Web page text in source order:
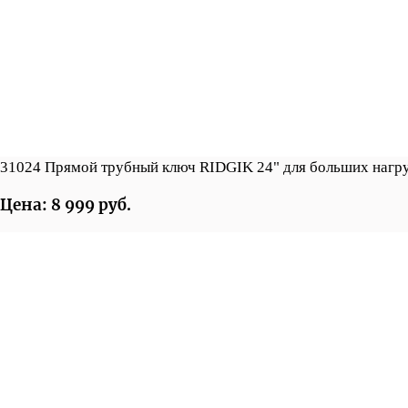
31024 Прямой трубный ключ RIDGIK 24" для больших
Цена: 8 999 руб.